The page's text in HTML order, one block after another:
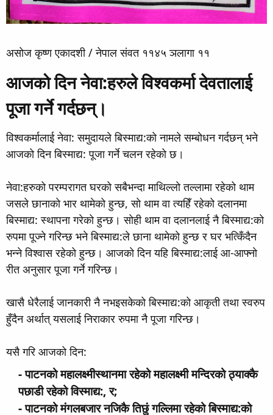
असोज कृष्ण एकादशी / नेपाल संवत ११४५ ञलागा ११
आजको दिन नेवा:हरुले विश्वकर्मा देवतालाई
पूजा गर्ने गर्दछन्।​
विश्वकर्मालाई नेवा: समुदायले बिस्माद्य:को नामले सम्बोधन गर्दछन् भने
आजको दिन बिस्माद्य: पूजा गर्ने चलन रहेको छ।
नेवा:हरुको परम्परागत घरको सबैभन्दा माथिल्लो तल्लामा रहेको थाम
जसले छानाको भार थामेको हुन्छ, सो थाम वा त्यहिँ रहेको दलानमा
बिस्माद्य: स्थापना गरेको हुन्छ। सोही थाम वा दलानलाई नै बिस्माद्य:को
रुपमा पूज्ने गरिन्छ भने बिस्माद्य:ले छाना थामेको हुन्छ र घर भत्किँदैन
भन्ने विश्वास रहेको हुन्छ। आजको दिन यहि बिस्माद्य:लाई आ-आफ्नो
रीत अनुसार पूजा गर्ने गरिन्छ।
खासै धेरैलाई जानकारी नै नभइसकेको बिस्माद्य:को आकृती तथा स्वरुप
हुँदैन अर्थात् यसलाई निराकार रुपमा नै पूजा गरिन्छ।
यसै गरि आजको दिन:
- पाटनको महालक्ष्मीस्थानमा रहेको महालक्ष्मी मन्दिरको ठ्याक्कै
पछाडी रहेको विस्माद्य:, र;​
- पाटनको मंगलबजार नजिकै तिछुं गल्लिमा रहेको बिस्माद्य:को